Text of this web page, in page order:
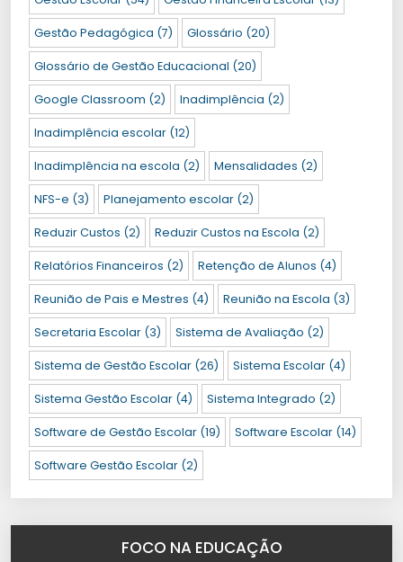
Gestão Pedagógica (7) Glossário (20)
Glossário de Gestão Educacional (20)
Google Classroom (2) Inadimplência (2)
Inadimplência escolar (12)
Inadimplência na escola (2) Mensalidades (2)
NFS-e (3) Planejamento escolar (2)
Reduzir Custos (2) Reduzir Custos na Escola (2)
Relatórios Financeiros (2) Retenção de Alunos (4)
Reunião de Pais e Mestres (4) Reunião na Escola (3)
Secretaria Escolar (3) Sistema de Avaliação (2)
Sistema de Gestão Escolar (26) Sistema Escolar (4)
Sistema Gestão Escolar (4) Sistema Integrado (2)
Software de Gestão Escolar (19) Software Escolar (14)
Software Gestão Escolar (2)
FOCO NA EDUCAÇÃO